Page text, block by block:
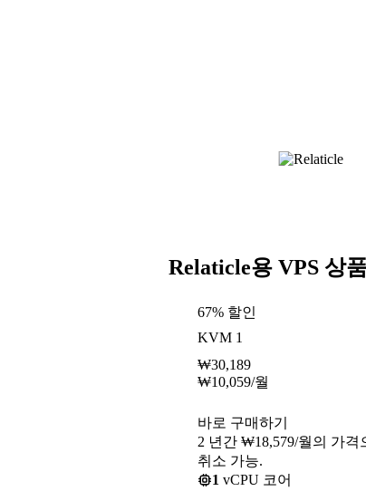
Relaticle용 VPS 상
67% 할인
KVM 1
₩30,189
₩10,059/월
바로 구매하기
2 년간 ₩18,579/월의 가격
취소 가능.
1 vCPU 코어